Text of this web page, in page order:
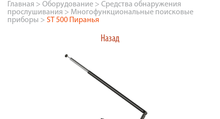
Главная > Оборудование > Средства обнаружения
прослушивания > Многофункциональные поисковые
приборы > ST 500 Пиранья
Назад